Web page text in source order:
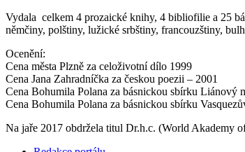
Vydala celkem 4 prozaické knihy, 4 bibliofilie a 25
němčiny, polštiny, lužické srbštiny, francouzštiny,
Ocenění:
Cena města Plzně za celoživotní dílo 1999
Cena Jana Zahradníčka za českou poezii – 2001
Cena Bohumila Polana za básnickou sbírku Liánový
Cena Bohumila Polana za básnickou sbírku
Na jaře 2017 obdržela titul Dr.h.c. (World Akademy